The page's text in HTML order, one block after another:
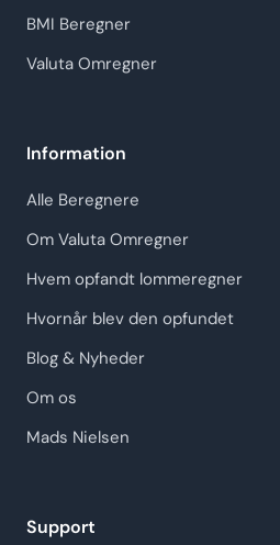
BMI Beregner
Valuta Omregner
Information
Alle Beregnere
Om Valuta Omregner
Hvem opfandt lommeregner
Hvornår blev den opfundet
Blog & Nyheder
Om os
Mads Nielsen
Support